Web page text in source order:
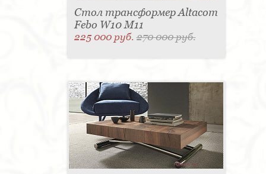
Стол трансформер Altacom
Febo W10 M11
225 000 руб.270 000 руб.